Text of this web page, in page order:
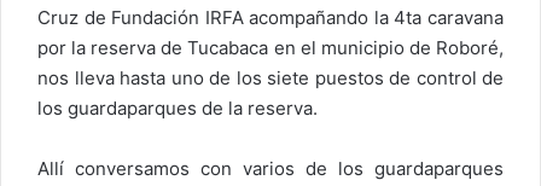
Cruz de Fundación IRFA acompañando la 4ta caravana
por la reserva de Tucabaca en el municipio de Roboré,
nos lleva hasta uno de los siete puestos de control de
los guardaparques de la reserva.
Allí conversamos con varios de los guardaparques